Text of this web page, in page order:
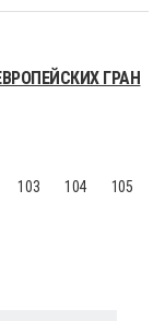
ГРАН
103 104 105